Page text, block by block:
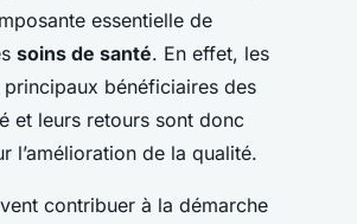
essentielle de
soins de santé. En effet, les
bénéficiaires des
et leurs retours sont donc
l’amélioration de la qualité.
contribuer à la démarche